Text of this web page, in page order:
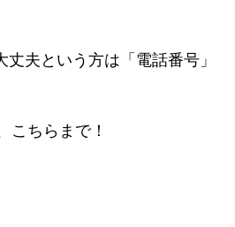
夫という方は「電話番号」
こちらまで！